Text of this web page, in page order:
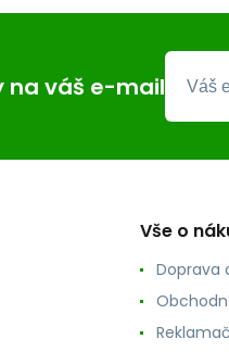
na váš e-mail
Vše o
Doprava